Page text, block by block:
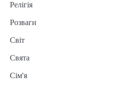
Релігія
Розваги
Світ
Свята
Сім'я